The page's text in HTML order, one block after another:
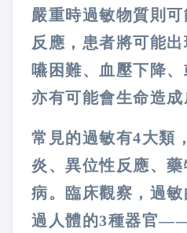
嚴重時過敏物質則
反應，患者將可能
嚥困難、血壓下降、
亦有可能會生命造成
常見的過敏有4大類
炎、異位性反應、
病。臨床觀察，過
過人體的3種器官